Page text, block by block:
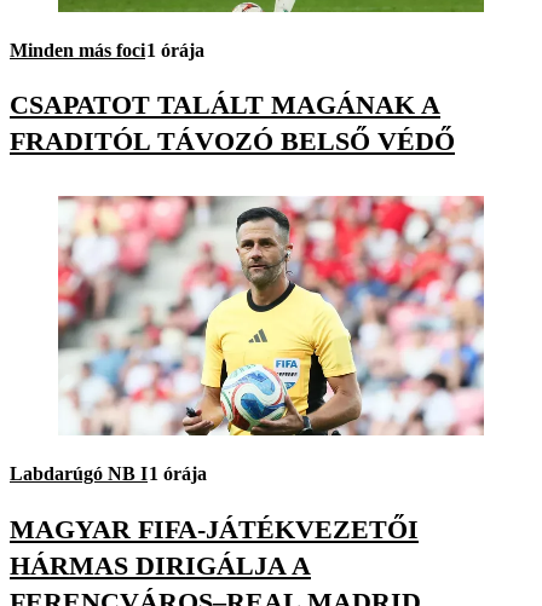
Minden más foci1 órája
CSAPATOT TALÁLT MAGÁNAK A
FRADITÓL TÁVOZÓ BELSŐ VÉDŐ
Labdarúgó NB I1 órája
MAGYAR FIFA-JÁTÉKVEZETŐI
HÁRMAS DIRIGÁLJA A